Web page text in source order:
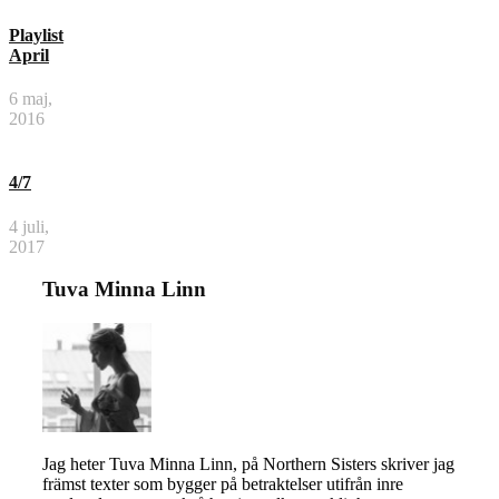
Playlist
April
6 maj,
2016
4/7
4 juli,
2017
Tuva Minna Linn
Jag heter Tuva Minna Linn, på Northern Sisters skriver jag
främst texter som bygger på betraktelser utifrån inre